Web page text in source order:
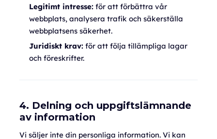
Legitimt intresse: för att förbättra vår
webbplats, analysera trafik och säkerställa
webbplatsens säkerhet.
Juridiskt krav: för att följa tillämpliga lagar
och föreskrifter.
4. Delning och uppgiftslämnande
av information
Vi säljer inte din personliga information. Vi kan